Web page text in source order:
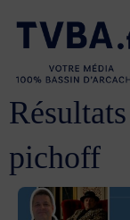
pichoff